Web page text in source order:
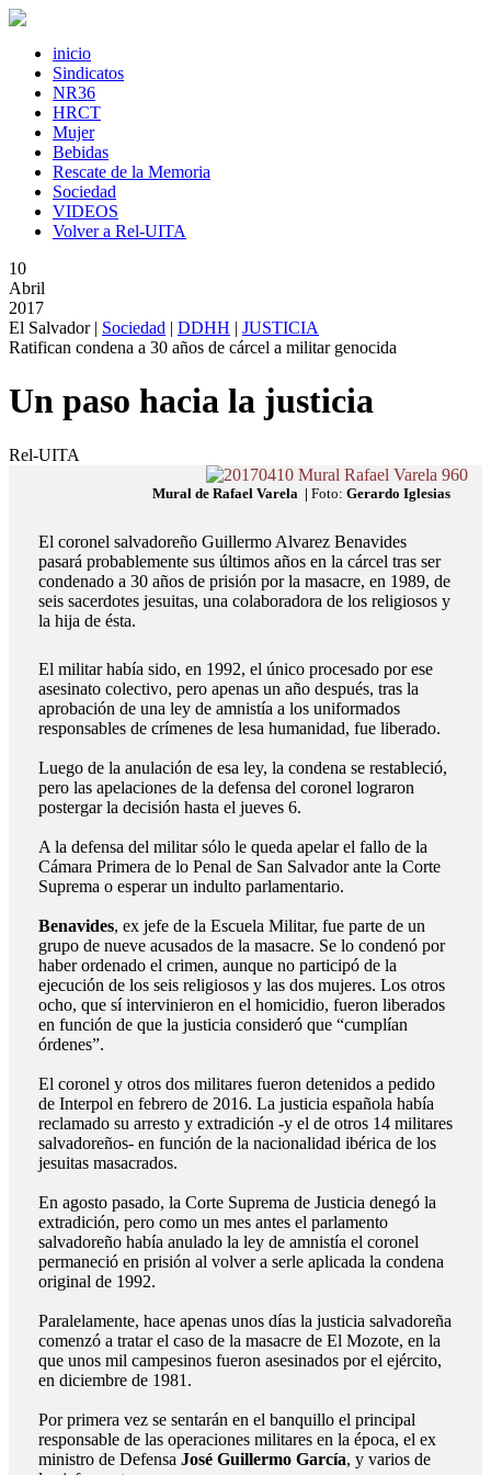
inicio
Sindicatos
NR36
HRCT
Mujer
Bebidas
Rescate de la Memoria
Sociedad
VIDEOS
Volver a Rel-UITA
10
Abril
2017
El Salvador | Sociedad | DDHH | JUSTICIA
Ratifican condena a 30 años de cárcel a militar genocida
Un paso hacia la justicia
Rel-UITA
Mural de Rafael Varela | Foto: Gerardo Iglesias
El coronel salvadoreño Guillermo Alvarez Benavides
pasará probablemente sus últimos años en la cárcel tras ser
condenado a 30 años de prisión por la masacre, en 1989, de
seis sacerdotes jesuitas, una colaboradora de los religiosos y
la hija de ésta.
El militar había sido, en 1992, el único procesado por ese
asesinato colectivo, pero apenas un año después, tras la
aprobación de una ley de amnistía a los uniformados
responsables de crímenes de lesa humanidad, fue liberado.
Luego de la anulación de esa ley, la condena se restableció,
pero las apelaciones de la defensa del coronel lograron
postergar la decisión hasta el jueves 6.
A la defensa del militar sólo le queda apelar el fallo de la
Cámara Primera de lo Penal de San Salvador ante la Corte
Suprema o esperar un indulto parlamentario.
Benavides, ex jefe de la Escuela Militar, fue parte de un
grupo de nueve acusados de la masacre. Se lo condenó por
haber ordenado el crimen, aunque no participó de la
ejecución de los seis religiosos y las dos mujeres. Los otros
ocho, que sí intervinieron en el homicidio, fueron liberados
en función de que la justicia consideró que “cumplían
órdenes”.
El coronel y otros dos militares fueron detenidos a pedido
de Interpol en febrero de 2016. La justicia española había
reclamado su arresto y extradición -y el de otros 14 militares
salvadoreños- en función de la nacionalidad ibérica de los
jesuitas masacrados.
En agosto pasado, la Corte Suprema de Justicia denegó la
extradición, pero como un mes antes el parlamento
salvadoreño había anulado la ley de amnistía el coronel
permaneció en prisión al volver a serle aplicada la condena
original de 1992.
Paralelamente, hace apenas unos días la justicia salvadoreña
comenzó a tratar el caso de la masacre de El Mozote, en la
que unos mil campesinos fueron asesinados por el ejército,
en diciembre de 1981.
Por primera vez se sentarán en el banquillo el principal
responsable de las operaciones militares en la época, el ex
ministro de Defensa José Guillermo García, y varios de